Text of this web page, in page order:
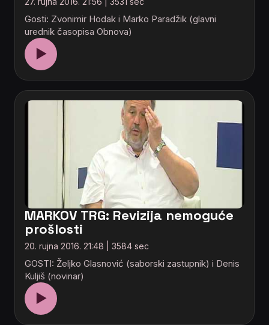
Gosti: Zvonimir Hodak i Marko Paradžik (glavni
urednik časopisa Obnova)
▶
MARKOV TRG: Revizija nemoguće
prošlosti
20. rujna 2016. 21:48 | 3584 sec
GOSTI: Željko Glasnović (saborski zastupnik) i Denis
Kuljiš (novinar)
▶